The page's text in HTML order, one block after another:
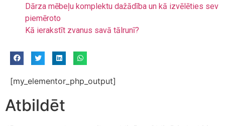
Dārza mēbeļu komplektu dažādība un kā izvēlēties sev
piemēroto
Kā ierakstīt zvanus savā tālrunī?
[my_elementor_php_output]
Atbildēt